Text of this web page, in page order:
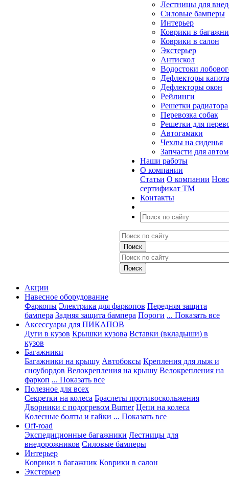
Лестницы для
Силовые бамперы
Интерьер
Коврики в
Коврики в салон
Экстерьер
Антискол
Водостоки
Дефлекторы капота
Дефлекторы окон
Рейлинги
Решетки радиатора
Перевозка собак
Решетки для
Автогамаки
Чехлы на сиденья
Запчасти для
Наши работы
О компании
Статьи О компании
сертификат ТМ
Контакты
Акции
Навесное оборудование
Фаркопы Электрика для фаркопов Передняя защита
бампера Задняя защита бампера Пороги ... Показать все
Аксессуары для ПИКАПОВ
Дуги в кузов Крышки кузова Вставки (вкладыши) в
кузов
Багажники
Багажники на крышу Автобоксы Крепления для лыж и
сноубордов Велокрепления на крышу Велокрепления на
фаркоп ... Показать все
Полезное для всех
Секретки на колеса Браслеты противоскольжения
Дворники с подогревом Burner Цепи на колеса
Колесные болты и гайки ... Показать все
Off-road
Экспедиционные багажники Лестницы для
внедорожников Силовые бамперы
Интерьер
Коврики в багажник Коврики в салон
Экстерьер